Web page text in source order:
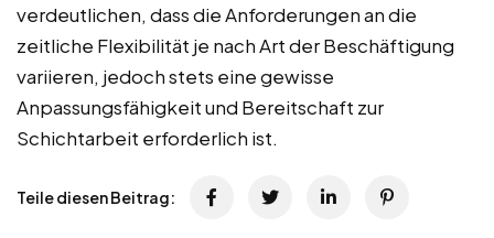
verdeutlichen, dass die Anforderungen an die
zeitliche Flexibilität je nach Art der Beschäftigung
variieren, jedoch stets eine gewisse
Anpassungsfähigkeit und Bereitschaft zur
Schichtarbeit erforderlich ist.
Teile diesen Beitrag: